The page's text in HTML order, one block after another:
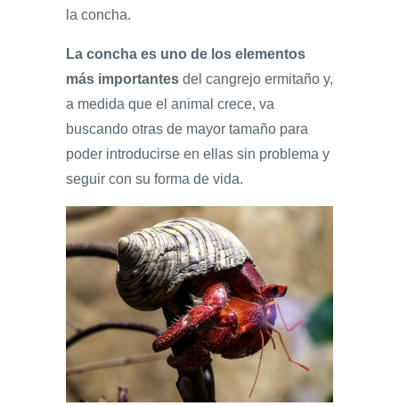
la concha.
La concha es uno de los elementos
más importantes del cangrejo ermitaño y,
a medida que el animal crece, va
buscando otras de mayor tamaño para
poder introducirse en ellas sin problema y
seguir con su forma de vida.